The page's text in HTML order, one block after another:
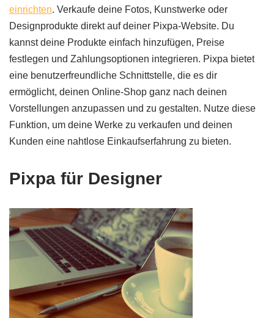
einrichten. Verkaufe deine Fotos, Kunstwerke oder
Designprodukte direkt auf deiner Pixpa-Website. Du
kannst deine Produkte einfach hinzufügen, Preise
festlegen und Zahlungsoptionen integrieren. Pixpa bietet
eine benutzerfreundliche Schnittstelle, die es dir
ermöglicht, deinen Online-Shop ganz nach deinen
Vorstellungen anzupassen und zu gestalten. Nutze diese
Funktion, um deine Werke zu verkaufen und deinen
Kunden eine nahtlose Einkaufserfahrung zu bieten.
Pixpa für Designer